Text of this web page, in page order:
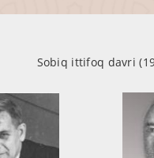
Sobiq ittifoq davri